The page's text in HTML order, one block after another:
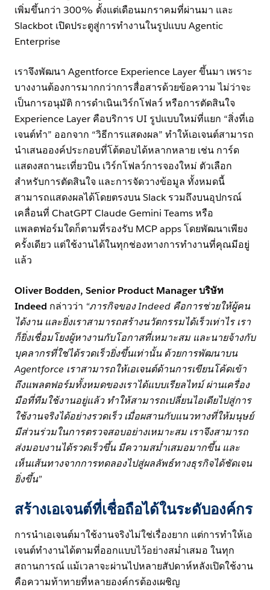
เพิ่มขึ้นกว่า 300% ตั้งแต่เดือนมกราคมที่ผ่านมา และ
Slackbot เปิดประตูสู่การทำงานในรูปแบบ Agentic
Enterprise
เราจึงพัฒนา Agentforce Experience Layer ขึ้นมา เพราะ
บางงานต้องการมากกว่าการสื่อสารด้วยข้อความ ไม่ว่าจะ
เป็นการอนุมัติ การดำเนินเวิร์กโฟลว์ หรือการตัดสินใจ
Experience Layer คือบริการ UI รูปแบบใหม่ที่แยก “สิ่งที่เอ
เจนต์ทำ” ออกจาก “วิธีการแสดงผล” ทำให้เอเจนต์สามารถ
นำเสนอองค์ประกอบที่โต้ตอบได้หลากหลาย เช่น การ์ด
แสดงสถานะเที่ยวบิน เวิร์กโฟลว์การจองใหม่ ตัวเลือก
สำหรับการตัดสินใจ และการจัดวางข้อมูล ทั้งหมดนี้
สามารถแสดงผลได้โดยตรงบน Slack รวมถึงบนอุปกรณ์
เคลื่อนที่ ChatGPT Claude Gemini Teams หรือ
แพลตฟอร์มใดก็ตามที่รองรับ MCP apps โดยพัฒนาเพียง
ครั้งเดียว แต่ใช้งานได้ในทุกช่องทางการทำงานที่คุณมีอยู่
แล้ว
Oliver Bodden, Senior Product Manager บริษัท
Indeed กล่าวว่า “ภารกิจของ Indeed คือการช่วยให้ผู้คน
ได้งาน และยิ่งเราสามารถสร้างนวัตกรรมได้เร็วเท่าไร เรา
ก็ยิ่งเชื่อมโยงผู้หางานกับโอกาสที่เหมาะสม และนายจ้างกับ
บุคลากรที่ใช่ได้รวดเร็วยิ่งขึ้นเท่านั้น ด้วยการพัฒนาบน
Agentforce เราสามารถให้เอเจนต์ด้านการเขียนโค้ดเข้า
ถึงแพลตฟอร์มทั้งหมดของเราได้แบบเรียลไทม์ ผ่านเครื่อง
มือที่ทีมใช้งานอยู่แล้ว ทำให้สามารถเปลี่ยนไอเดียไปสู่การ
ใช้งานจริงได้อย่างรวดเร็ว เมื่อผสานกับแนวทางที่ให้มนุษย์
มีส่วนร่วมในการตรวจสอบอย่างเหมาะสม เราจึงสามารถ
ส่งมอบงานได้รวดเร็วขึ้น มีความสม่ำเสมอมากขึ้น และ
เห็นเส้นทางจากการทดลองไปสู่ผลลัพธ์ทางธุรกิจได้ชัดเจน
ยิ่งขึ้น”
สร้างเอเจนต์ที่เชื่อถือได้ในระดับองค์กร
การนำเอเจนต์มาใช้งานจริงไม่ใช่เรื่องยาก แต่การทำให้เอ
เจนต์ทำงานได้ตามที่ออกแบบไว้อย่างสม่ำเสมอ ในทุก
สถานการณ์ แม้เวลาจะผ่านไปหลายสัปดาห์หลังเปิดใช้งาน
คือความท้าทายที่หลายองค์กรต้องเผชิญ